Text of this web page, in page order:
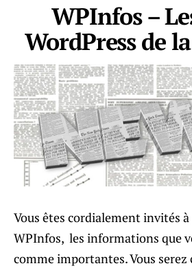
WPInfos –
WordPress de
Vous êtes cordialement invités à
WPInfos, les informations que
comme importantes. Vous